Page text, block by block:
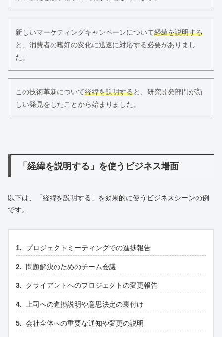
新しいマーケティングキャンペーンについて経緯を説明する
と、消費者の嗜好の変化に迅速に対応する必要がありまし
た。
この技術革新について経緯を説明すると、研究開発部門が新
しい発見をしたことから始まりました。
「経緯を説明する」を使うビジネス場面
以下は、「経緯を説明する」を効果的に使うビジネスシーンの例
です。
プロジェクトミーティングでの進捗報告
問題解決のためのチーム会議
クライアントへのプロジェクトの変更報告
上司への進捗説明や意思決定の裏付け
会社全体への重要な通知や変更の説明